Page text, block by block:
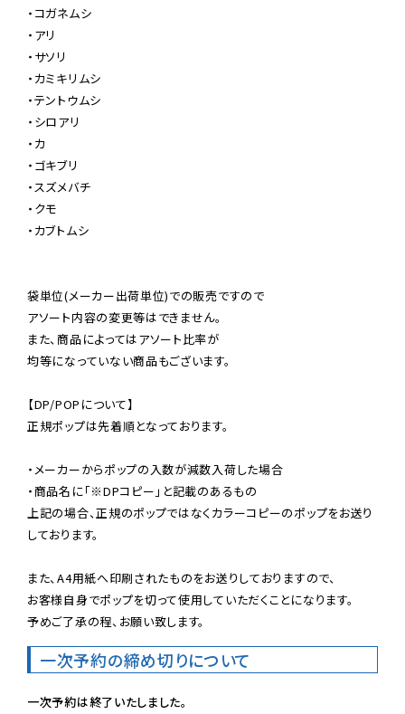
・コガネムシ
・アリ
・サソリ
・カミキリムシ
・テントウムシ
・シロアリ
・カ
・ゴキブリ
・スズメバチ
・クモ
・カブトムシ
袋単位(メーカー出荷単位)での販売ですので
アソート内容の変更等はできません。
また、商品によってはアソート比率が
均等になっていない商品もございます。
【DP/POPについて】
正規ポップは先着順となっております。
・メーカーからポップの入数が減数入荷した場合
・商品名に「※DPコピー」と記載のあるもの
上記の場合、正規のポップではなくカラーコピーのポップをお送り
しております。
また、A4用紙へ印刷されたものをお送りしておりますので、
お客様自身でポップを切って使用していただくことになります。
予めご了承の程、お願い致します。
一次予約の締め切りについて
一次予約は終了いたしました。